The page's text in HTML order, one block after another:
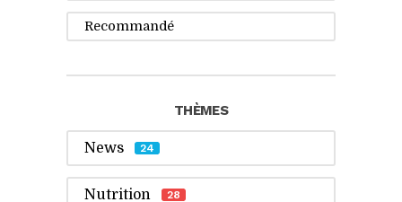
Recommandé
THÈMES
News 24
Nutrition 28